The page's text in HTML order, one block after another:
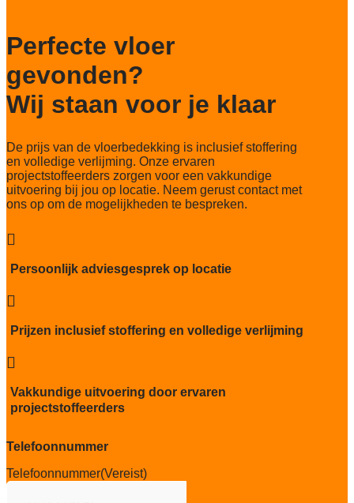
Aantal noppen
4.000 g/m2
>7
Slijtvastheid NF EN 1307
33/LC1
Geluidsisolatie
24 dB
Project gebruik
zwaar
Perfecte vloer
gevonden?
Wij staan voor je klaar
De prijs van de vloerbedekking is inclusief stoffering
en volledige verlijming. Onze ervaren
projectstoffeerders zorgen voor een vakkundige
uitvoering bij jou op locatie. Neem gerust contact met
ons op om de mogelijkheden te bespreken.

Persoonlijk adviesgesprek op locatie

Prijzen inclusief stoffering en volledige verlijming

Vakkundige uitvoering door ervaren
projectstoffeerders
Telefoonnummer
Telefoonnummer(Vereist)